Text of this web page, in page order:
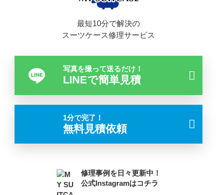
最短10分で解決の
スーツケース修理サービス
写真を撮って送るだけ！
LINEで簡単見積
1分で完了！
無料見積依頼
修理事例を日々更新中！
公式Instagramはコチラ